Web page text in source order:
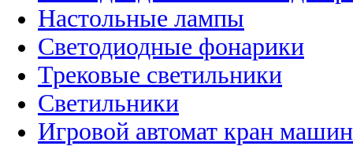
Настольные лампы
Светодиодные фонарики
Трековые светильники
Светильники
Игровой автомат кран